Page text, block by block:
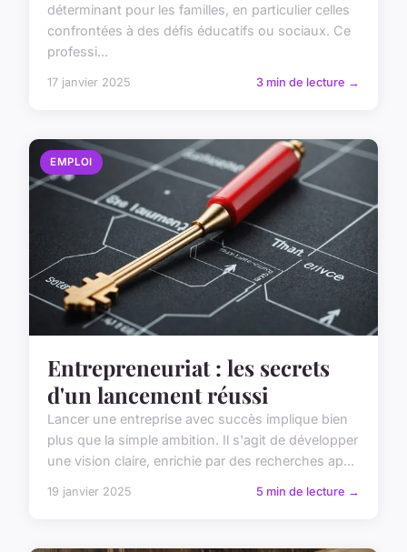
déterminant pour les familles, en particulier celles
confrontées à des défis éducatifs ou sociaux. Ce
professi...
17 janvier 2025 3 min de lecture →
EMPLOI
Entrepreneuriat : les secrets
d'un lancement réussi
Lancer une entreprise avec succès implique bien
plus que la simple ambition. Il s'agit de développer
une vision claire, enrichie par des recherches ap...
19 janvier 2025 5 min de lecture →